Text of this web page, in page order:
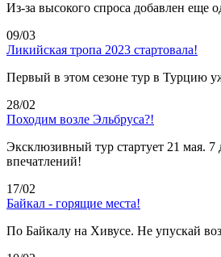
Из-за высокого спроса добавлен еще
09/03
Ликийская тропа 2023 стартовала!
Первый в этом сезоне тур в Турцию
28/02
Походим возле Эльбруса?!
Эксклюзивный тур стартует 21 мая. 7
впечатлений!
17/02
Байкал - горящие места!
По Байкалу на Хивусе. Не упускай